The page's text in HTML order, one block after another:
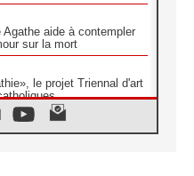
aide à contempler
sur la mort
le projet Triennal d'art
la parole aux religieuses